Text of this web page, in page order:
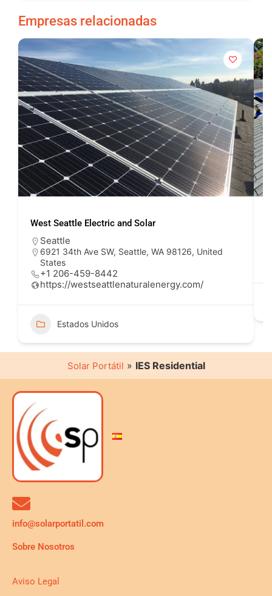
Empresas relacionadas
West Seattle Electric and Solar
Seattle
6921 34th Ave SW, Seattle, WA 98126, United
States
+1 206-459-8442
https://westseattlenaturalenergy.com/
Estados Unidos
Solar Portátil » IES Residential
info@solarportatil.com
Sobre Nosotros
Aviso Legal